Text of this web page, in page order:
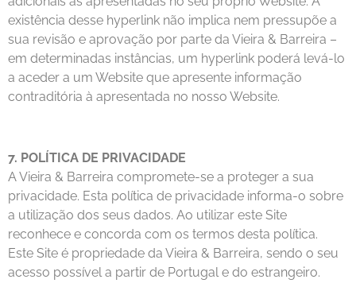
existência desse hyperlink não implica nem pressupõe a
sua revisão e aprovação por parte da Vieira & Barreira –
em determinadas instâncias, um hyperlink poderá levá-lo
a aceder a um Website que apresente informação
contraditória à apresentada no nosso Website.
7. POLÍTICA DE PRIVACIDADE
A Vieira & Barreira compromete-se a proteger a sua
privacidade. Esta política de privacidade informa-o sobre
a utilização dos seus dados. Ao utilizar este Site
reconhece e concorda com os termos desta política.
Este Site é propriedade da Vieira & Barreira, sendo o seu
acesso possível a partir de Portugal e do estrangeiro.